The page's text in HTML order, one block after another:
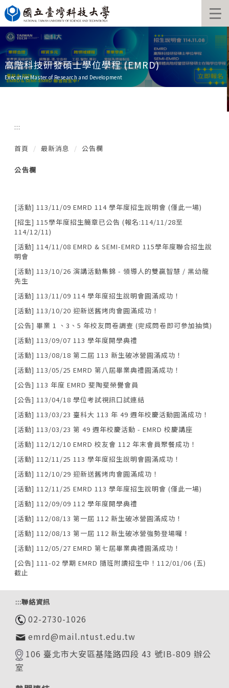
跳
到
主
要
內
容
區
高階科技研發碩士學位學程 (EMRD)
Executive Master of Research and Development
:::
首頁 最新消息 公告欄
公告欄
[活動] 113/11/09 EMRD 114 學年度招生說明會 (僅此一場)
[招生] 115學年度招生簡章已公告 (報名:114/11/28至
114/12/11)
[活動] 114/11/08 EMRD & SEMI-EMRD 115學年度聯合招生說
明會
[活動] 113/10/26 演講活動集錦 - 領導人的雙贏智慧 / 黑幼龍
先生
[活動] 113/11/09 114 學年度招生說明會圓滿成功！
[活動] 113/10/20 迎新送舊烤肉會圓滿成功！
[公告] 畢業 1 、3、5 年校友問卷調查 (完成問卷即可參加抽獎)
[活動] 113/09/07 113 學年度開學典禮
[活動] 113/08/18 第二屆 113 新生破冰營圓滿成功！
[活動] 113/05/25 EMRD 第八屆畢業典禮圓滿成功！
[公告] 113 年度 EMRD 斐陶斐榮譽會員
[公告] 113/04/18 學位考試視訊口試連結
[活動] 113/03/23 臺科大 113 年 49 週年校慶活動圓滿成功！
[活動] 113/03/23 第 49 週年校慶活動 - EMRD 校慶講座
[活動] 112/12/10 EMRD 校友會 112 年末會員聚餐成功！
[活動] 112/11/25 113 學年度招生說明會圓滿成功！
[活動] 112/10/29 迎新送舊烤肉會圓滿成功！
[活動] 112/11/25 EMRD 113 學年度招生說明會 (僅此一場)
[活動] 112/09/09 112 學年度開學典禮
[活動] 112/08/13 第一屆 112 新生破冰營圓滿成功！
[活動] 112/08/13 第一屆 112 新生破冰營強勢登場囉！
[活動] 112/05/27 EMRD 第七屆畢業典禮圓滿成功！
[公告] 111-02 學期 EMRD 隨班附讀招生中！112/01/06 (五)
截止
:::聯絡資訊
02-2730-1026
emrd@mail.ntust.edu.tw
106 臺北市大安區基隆路四段 43 號IB-809 辦公
室